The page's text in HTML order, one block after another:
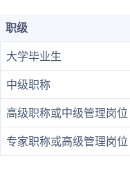
职级
大学毕业生
中级职称
高级职称或中级管理岗位
专家职称或高级管理岗位